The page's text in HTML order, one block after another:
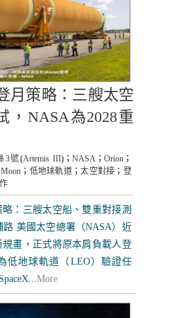
月策略：三艘太空
，NASA為2028重
3號(Artemis III)； NASA； Orion；
； 低地球軌道； 太空對接 ； 登
：三艘太空船、雙重對接測
路 美國太空總署（NASA）近
畫，正式將原本肩負載人登
低地球軌道（LEO）驗證任
More